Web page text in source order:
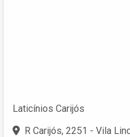
Laticínios Carijós
R Carijós, 2251 - Vila